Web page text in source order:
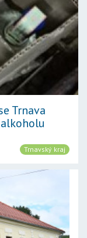
Trnava
Trnavský kraj